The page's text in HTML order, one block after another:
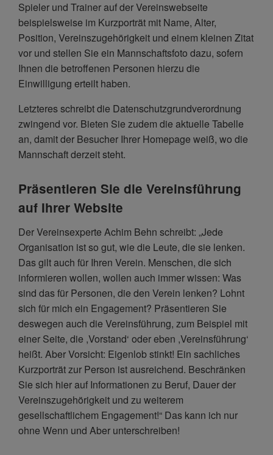
Spieler und Trainer auf der Vereinswebseite
beispielsweise im Kurzporträt mit Name, Alter,
Position, Vereinszugehörigkeit und einem kleinen Zitat
vor und stellen Sie ein Mannschaftsfoto dazu, sofern
Ihnen die betroffenen Personen hierzu die
Einwilligung erteilt haben.
Letzteres schreibt die Datenschutzgrundverordnung
zwingend vor. Bieten Sie zudem die aktuelle Tabelle
an, damit der Besucher Ihrer Homepage weiß, wo die
Mannschaft derzeit steht.
Präsentieren Sie die Vereinsführung
auf Ihrer Website
Der Vereinsexperte Achim Behn schreibt: „Jede
Organisation ist so gut, wie die Leute, die sie lenken.
Das gilt auch für Ihren Verein. Menschen, die sich
informieren wollen, wollen auch immer wissen: Was
sind das für Personen, die den Verein lenken? Lohnt
sich für mich ein Engagement? Präsentieren Sie
deswegen auch die Vereinsführung, zum Beispiel mit
einer Seite, die ,Vorstand‘ oder eben ,Vereinsführung‘
heißt. Aber Vorsicht: Eigenlob stinkt! Ein sachliches
Kurzporträt zur Person ist ausreichend. Beschränken
Sie sich hier auf Informationen zu Beruf, Dauer der
Vereinszugehörigkeit und zu weiterem
gesellschaftlichem Engagement!“ Das kann ich nur
ohne Wenn und Aber unterschreiben!